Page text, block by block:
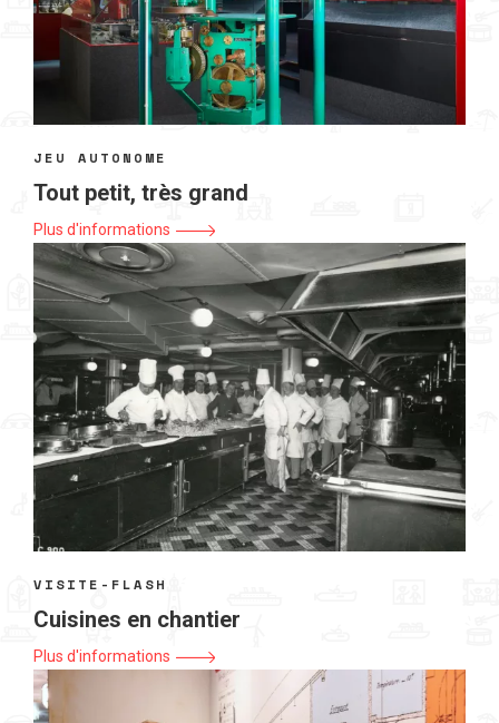
JEU AUTONOME
Tout petit, très grand
Plus d'informations
VISITE-FLASH
Cuisines en chantier
Plus d'informations